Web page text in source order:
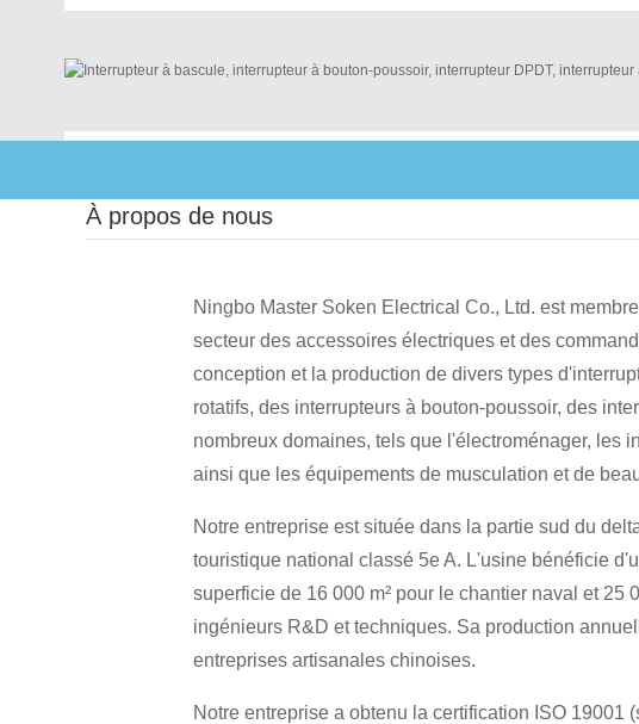
À propos de nous
Ningbo Master Soken Electrical Co., Ltd. est
secteur des accessoires électriques et des
conception et la production de divers types
rotatifs, des interrupteurs à bouton-poussoir, des
nombreux domaines, tels que l'électroménager, les
ainsi que les équipements de musculation et de
Notre entreprise est située dans la partie sud du
touristique national classé 5e A. L'usine bénéficie
superficie de 16 000 m² pour le chantier naval et
ingénieurs R&D et techniques. Sa production
entreprises artisanales chinoises.
Notre entreprise a obtenu la certification ISO